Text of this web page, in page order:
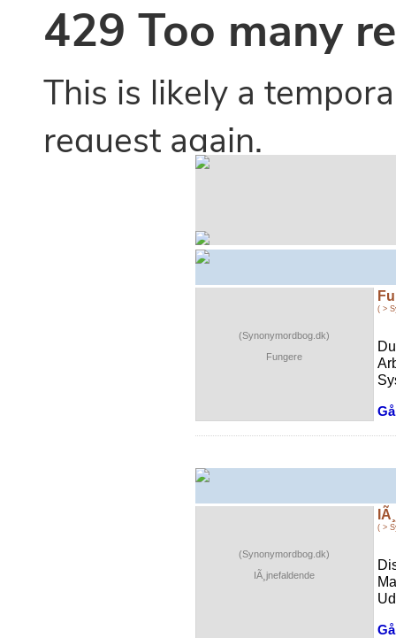
(Synonymordbog.dk)
Fungere
( >
(Synonymordbog.dk)
IÃ¸jnefaldende
( >